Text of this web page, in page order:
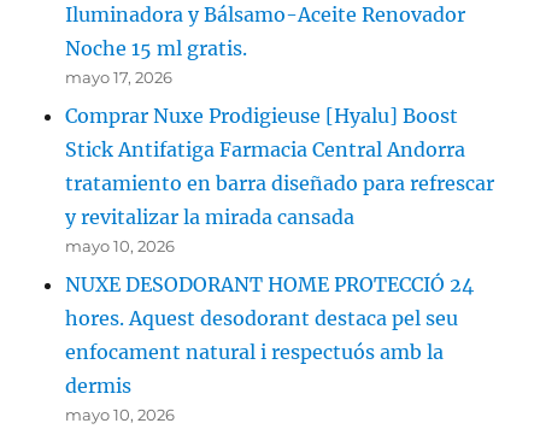
Iluminadora y Bálsamo-Aceite Renovador
Noche 15 ml gratis.
mayo 17, 2026
Comprar Nuxe Prodigieuse [Hyalu] Boost
Stick Antifatiga Farmacia Central Andorra
tratamiento en barra diseñado para refrescar
y revitalizar la mirada cansada
mayo 10, 2026
NUXE DESODORANT HOME PROTECCIÓ 24
hores. Aquest desodorant destaca pel seu
enfocament natural i respectuós amb la
dermis
mayo 10, 2026